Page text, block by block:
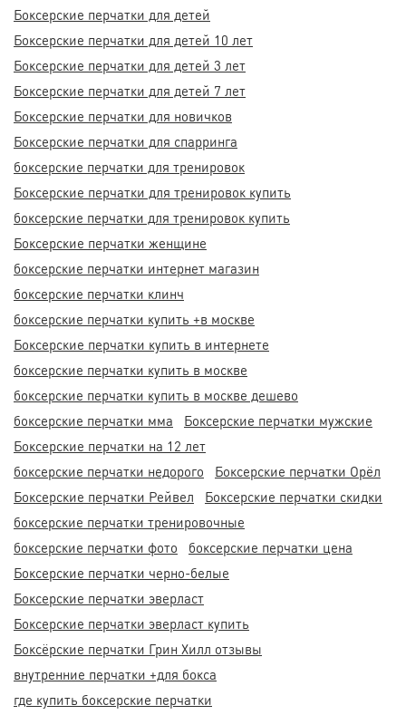
Боксерские перчатки для детей
Боксерские перчатки для детей 10 лет
Боксерские перчатки для детей 3 лет
Боксерские перчатки для детей 7 лет
Боксерские перчатки для новичков
Боксерские перчатки для спарринга
боксерские перчатки для тренировок
Боксерские перчатки для тренировок купить
боксерские перчатки для тренировок купить
Боксерские перчатки женщине
боксерские перчатки интернет магазин
боксерские перчатки клинч
боксерские перчатки купить +в москве
Боксерские перчатки купить в интернете
боксерские перчатки купить в москве
боксерские перчатки купить в москве дешево
боксерские перчатки мма
Боксерские перчатки мужские
Боксерские перчатки на 12 лет
боксерские перчатки недорого
Боксерские перчатки Орёл
Боксерские перчатки Рейвел
Боксерские перчатки скидки
боксерские перчатки тренировочные
боксерские перчатки фото
боксерские перчатки цена
Боксерские перчатки черно-белые
Боксерские перчатки эверласт
Боксерские перчатки эверласт купить
Боксёрские перчатки Грин Хилл отзывы
внутренние перчатки +для бокса
где купить боксерские перчатки